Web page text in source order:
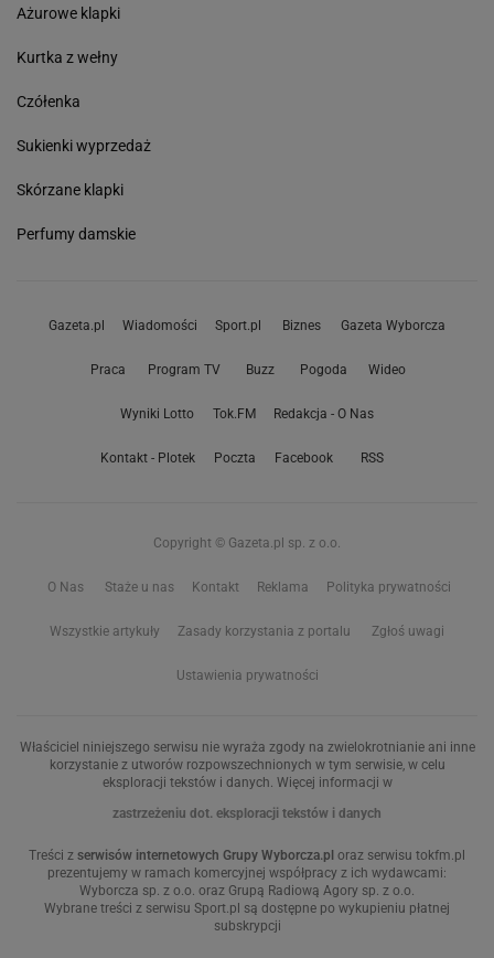
Ażurowe klapki
Kurtka z wełny
Czółenka
Sukienki wyprzedaż
Skórzane klapki
Perfumy damskie
Gazeta.pl Wiadomości Sport.pl Biznes Gazeta Wyborcza
Praca Program TV Buzz Pogoda Wideo
Wyniki Lotto Tok.FM Redakcja - O Nas
Kontakt - Plotek Poczta Facebook RSS
Copyright © Gazeta.pl sp. z o.o.
O Nas Staże u nas Kontakt Reklama Polityka prywatności
Wszystkie artykuły Zasady korzystania z portalu Zgłoś uwagi
Ustawienia prywatności
Właściciel niniejszego serwisu nie wyraża zgody na zwielokrotnianie ani inne
korzystanie z utworów rozpowszechnionych w tym serwisie, w celu
eksploracji tekstów i danych. Więcej informacji w
zastrzeżeniu dot. eksploracji tekstów i danych
Treści z serwisów internetowych Grupy Wyborcza.pl oraz serwisu tokfm.pl
prezentujemy w ramach komercyjnej współpracy z ich wydawcami:
Wyborcza sp. z o.o. oraz Grupą Radiową Agory sp. z o.o.
Wybrane treści z serwisu Sport.pl są dostępne po wykupieniu płatnej
subskrypcji